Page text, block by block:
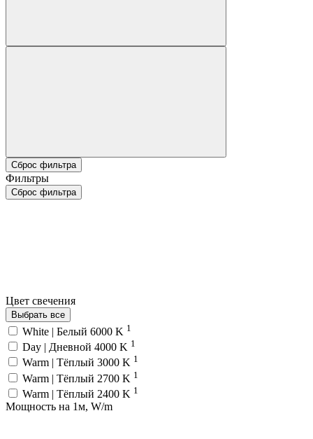
Сброс фильтра
Фильтры
Сброс фильтра
Цвет свечения
Выбрать все
White | Белый 6000 K 1
Day | Дневной 4000 K 1
Warm | Тёплый 3000 K 1
Warm | Тёплый 2700 K 1
Warm | Тёплый 2400 K 1
Мощность на 1м, W/m